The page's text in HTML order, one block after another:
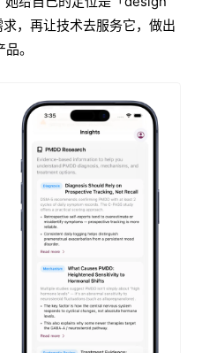
，再让技术去服务它，做出
。